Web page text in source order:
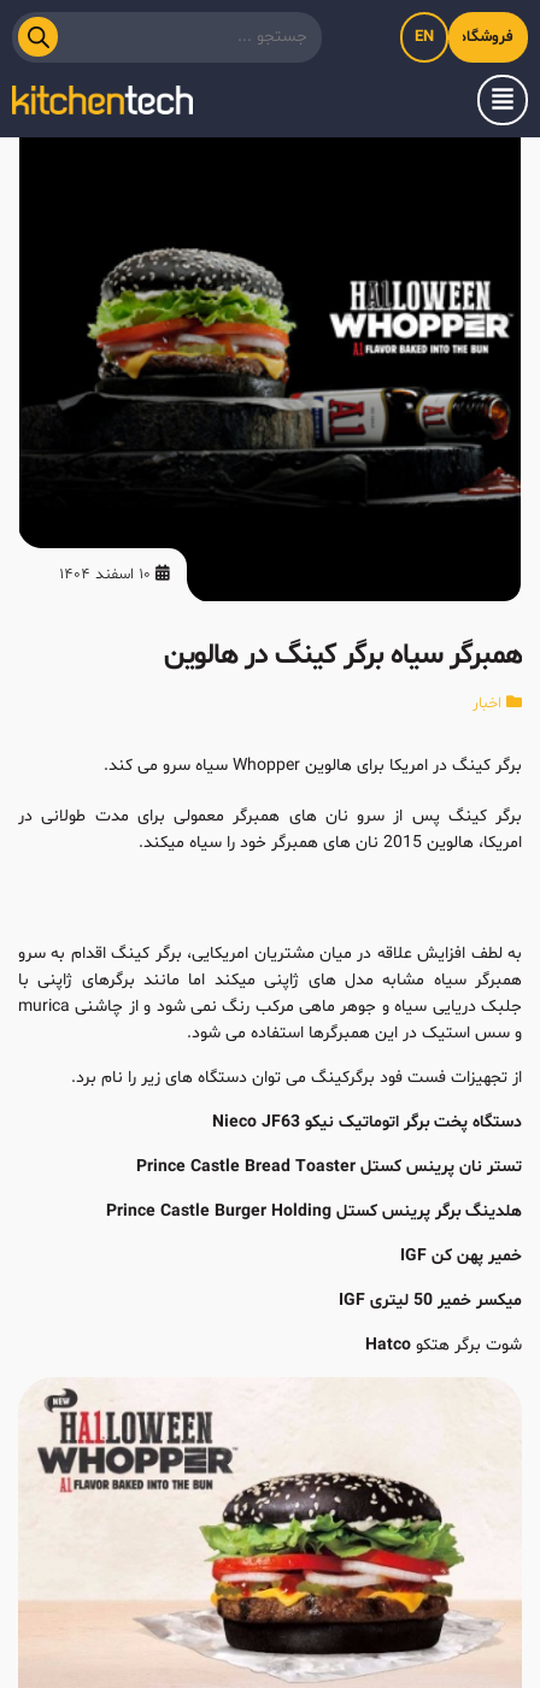
فروشگاه اینترنتی کیت‌لاین
EN
همبرگر سیاه برگر کینگ در هالوین
اخبار
برگر کینگ در امریکا برای هالوین Whopper سیاه سرو می کند.
برگر کینگ پس از سرو نان های همبرگر معمولی برای مدت طولانی در
امریکا، هالوین 2015 نان های همبرگر خود را سیاه میکند.
به لطف افزایش علاقه در میان مشتریان امریکایی، برگر کینگ اقدام به سرو
همبرگر سیاه مشابه مدل های ژاپنی میکند اما مانند برگرهای ژاپنی با
جلبک دریایی سیاه و جوهر ماهی مرکب رنگ نمی شود و از چاشنی murica
و سس استیک در این همبرگرها استفاده می شود.
از تجهیزات فست فود برگرکینگ می توان دستگاه های زیر را نام برد.
دستگاه پخت برگر اتوماتیک نیکو Nieco JF63
تستر نان پرینس کستل Prince Castle Bread Toaster
هلدینگ برگر پرینس کستل Prince Castle Burger Holding
خمیر پهن کن IGF
میکسر خمیر 50 لیتری IGF
شوت برگر هتکو